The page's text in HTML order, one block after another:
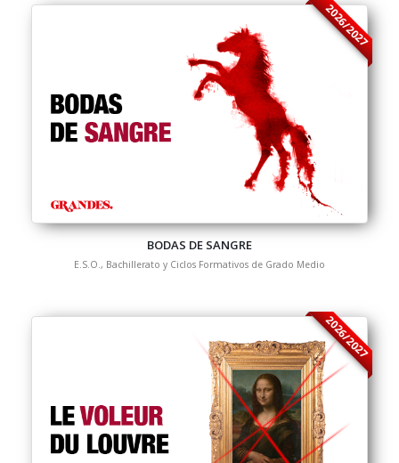
2026/2027
BODAS DE SANGRE
E.S.O., Bachillerato y Ciclos Formativos de Grado Medio
2026/2027